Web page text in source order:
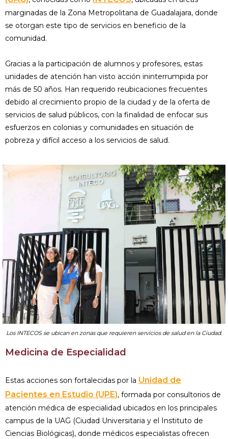
marginadas de la Zona Metropolitana de Guadalajara, donde
se otorgan este tipo de servicios en beneficio de la
comunidad.
Gracias a la par­ticipación de alumnos y profesores, estas
unidades de atención han visto acción inin­terrumpida por
más de 50 años. Han requerido reubicaciones frecuentes
debido al crecimiento propio de la ciudad y de la oferta de
servicios de salud públicos, con la finalidad de enfocar sus
esfuerzos en colo­nias y comunidades en situación de
pobreza y difícil acceso a los servicios de salud.
Los INTECOS se ubican en zonas que requieren servicios de salud en la Ciudad.
Medicina de Especialidad
Estas acciones son fortalecidas por la Uni­dad de
Pacientes en Estudio (UPE), formada por consultorios de
atención médica de espe­cialidad ubicados en los principales
campus de la UAG (Ciudad Universitaria y el Institu­to de
Ciencias Biológicas), donde médicos especialistas ofrecen